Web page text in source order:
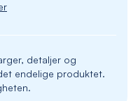
detaljer og
endelige produktet.